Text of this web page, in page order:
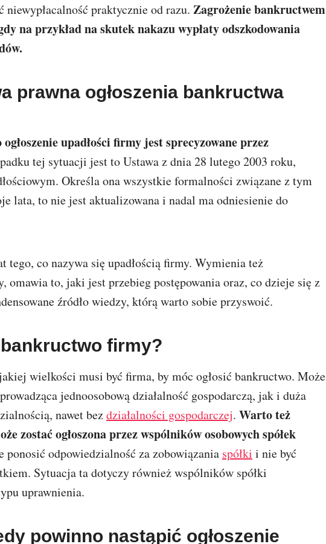
praktycznie od razu. Zagrożenie bankructwem
na przykład na skutek nakazu wypłaty odszkodowania
prawna ogłoszenia bankructwa
upadłości firmy jest sprecyzowane przez
tej sytuacji jest to Ustawa z dnia 28 lutego 2003 roku,
Określa ona wszystkie formalności związane z tym
lata, to nie jest aktualizowana i nadal ma odniesienie do
tego, co nazywa się upadłością firmy. Wymienia też
omawia to, jaki jest przebieg postępowania oraz, co dzieje się z
źródło wiedzy, którą warto sobie przyswoić.
firmy?
wielkości musi być firma, by móc ogłosić bankructwo. Może
jednoosobową działalność gospodarczą, jak i duża
nawet bezdziałalności gospodarczej. Warto też
zostać ogłoszona przez wspólników osobowych spółek
ponosić odpowiedzialność za zobowiązania spółki i nie być
Sytuacja ta dotyczy również wspólników spółki
uprawnienia.
powinno nastąpić ogłoszenie